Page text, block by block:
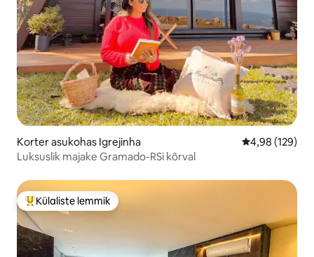
Korter asukohas Igrejinha Keskmine
4,98 (129)
Luksuslik majake Gramado-RSi kõrval
Külaliste suur lemmik
Külaliste lemmik